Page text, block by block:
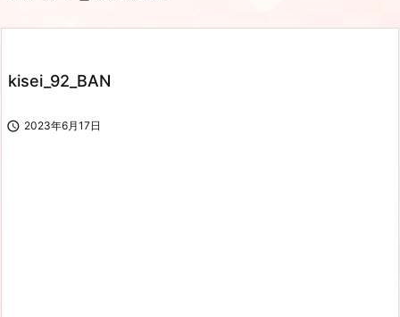
kisei_92_BAN
 2023年6月17日